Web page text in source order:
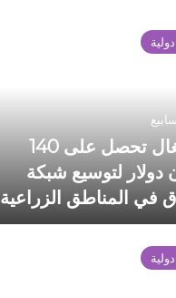
السنغال تحصل على 140
دولار لتوسيع شبكة
في المناطق الزراعية